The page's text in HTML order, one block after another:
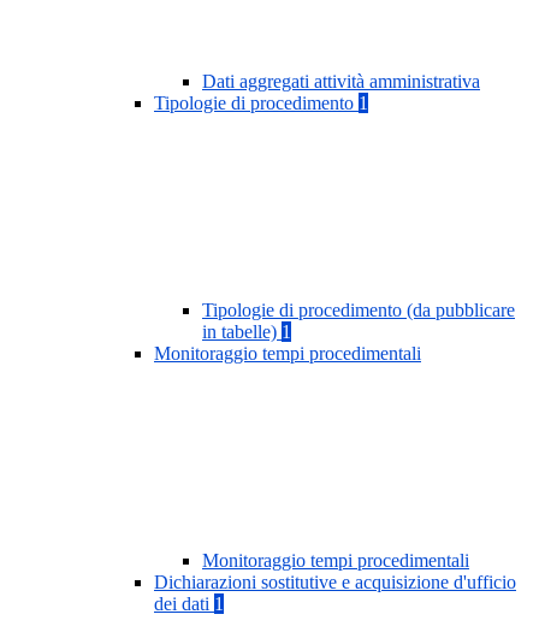
Dati aggregati attività amministrativa
Tipologie di procedimento 1
Tipologie di procedimento (da pubblicare
in tabelle) 1
Monitoraggio tempi procedimentali
Monitoraggio tempi procedimentali
Dichiarazioni sostitutive e acquisizione d'ufficio
dei dati 1